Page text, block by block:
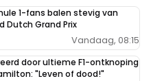
1-fans balen stevig van
Grand Prix
Vandaag, 08:15
door ultieme F1-ontknoping
"Leven of dood!"